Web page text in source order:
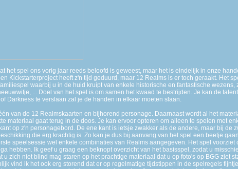
het spel ons vorig jaar reeds beloofd is geweest, maar het is eindelijk in onze
Kickstarterproject heeft z'n tijd geduurd, maar 12 Realms is er toch geraakt. Het
waarbij u in de huid kruipt van enkele historische en fantastische wezens,
... Doel van het spel is om samen het kwaad te bestrijden. Je kan de
Darkness te verslaan zal je de handen in elkaar moeten slaan.
van de 12 Realmskaarten en bijhorend personage. Daarnaast wordt al het
materiaal gaat terug in de doos. Je kan ervoor opteren om alleen te spelen met
op z'n personagebord. De ene kant is ietsje zwakker als de andere, maar bij de
die erg krachtig is. Zo kan je dus bij aanvang van het spel een beetje
speelsessie wel enkele combinaties van Realms aangegeven. Het spel
hebben. Ik geef u graag een beknopt overzicht van het basisspel, zodat u
u zich niet blind mag staren op het prachtige materiaal dat u op foto's op BGG ziet
vind ik het ook erg storend dat er op regelmatige tijdstippen in de spelregels